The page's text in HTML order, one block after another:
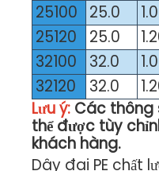
25100
25.0
25120
25.0
32100
32.0
32120
32.0
Lưu ý: Các thông
thể được tùy
khách hàng.
Dây đai PE chất